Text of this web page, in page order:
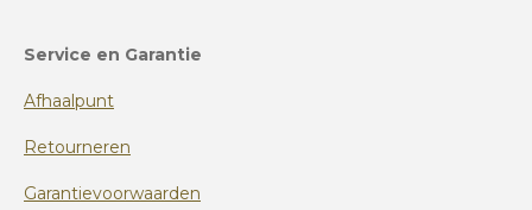
Service en Garantie
Afhaalpunt
Retourneren
Garantievoorwaarden